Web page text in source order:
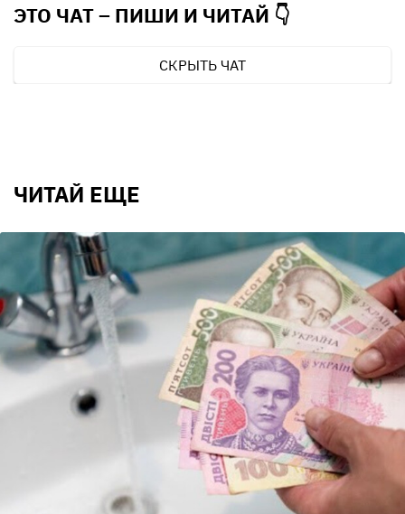
ЭТО ЧАТ – ПИШИ И ЧИТАЙ 👇
СКРЫТЬ ЧАТ
ЧИТАЙ ЕЩЕ